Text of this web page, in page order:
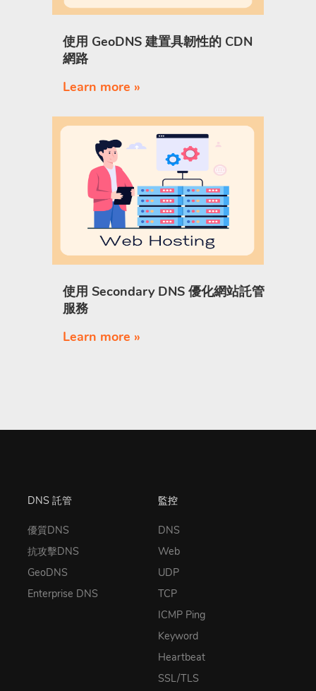
使用 GeoDNS 建置具韌性的 CDN
網路
Learn more »
使用 Secondary DNS 優化網站託管
服務
Learn more »
DNS 託管
優質DNS
抗攻擊DNS
GeoDNS
Enterprise DNS
監控
DNS
Web
UDP
TCP
ICMP Ping
Keyword
Heartbeat
SSL/TLS